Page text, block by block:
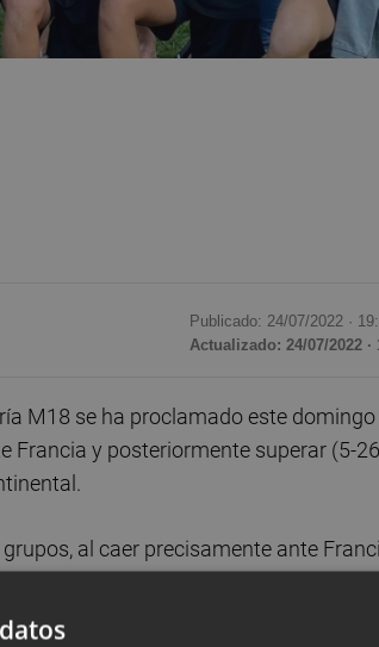
Publicado: 24/07/2022 ·
Actualizado: 24/07/2022 ·
M18 se ha proclamado este domingo
Francia y posteriormente superar (5-
al caer precisamente ante
las del Gallo, pero ante Irlanda no